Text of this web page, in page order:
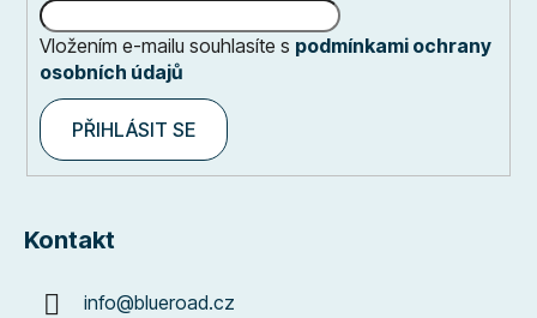
Vložením e-mailu souhlasíte s podmínkami ochrany
osobních údajů
PŘIHLÁSIT SE
Kontakt
info@blueroad.cz